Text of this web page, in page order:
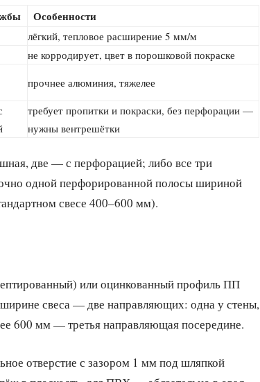
Особенности
лёгкий, тепловое расширение 5 мм/м
не корродирует, цвет в порошковой покраске
прочнее алюминия, тяжелее
требует пропитки и покраски, без перфорации —
нужны вентрешётки
две — с перфорацией; либо все три
одной перфорированной полосы шириной
свесе 400–600 мм).
или оцинкованный профиль ПП
свеса — две направляющих: одна у стены,
600 мм — третья направляющая посередине.
отверстие с зазором 1 мм под шляпкой